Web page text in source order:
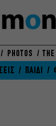
PHOTOS
ΠΑΙΔΙ